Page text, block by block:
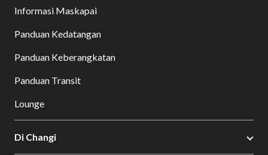
Informasi Maskapai
Panduan Kedatangan
Panduan Keberangkatan
Panduan Transit
Lounge
Di Changi